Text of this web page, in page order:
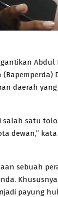
daerah
salah satu
dewan,” kata
sebuah
payung